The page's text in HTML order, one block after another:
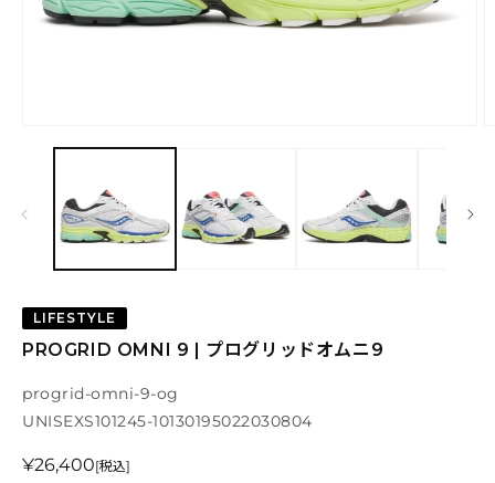
LIFESTYLE
PROGRID OMNI 9 | プログリッドオムニ9
progrid-omni-9-og
UNISEXS101245-1013SKU:
0195022030804
通常価格
¥26,400[税込]